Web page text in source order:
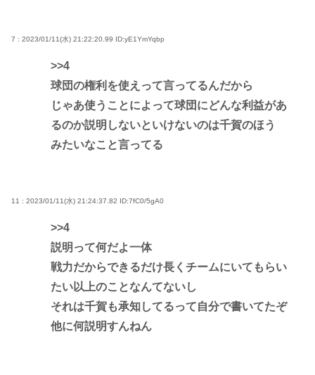
7 : 2023/01/11(水) 21:22:20.99 ID:yE1YmYqbp
>>4
球団の権利を使えって言ってるんだから
じゃあ使うことによって球団にどんな利益があ
るのか説明しないといけないのは千賀のほう
みたいなこと言ってる
11 : 2023/01/11(水) 21:24:37.82 ID:7fC0/5gA0
>>4
説明って何だよ一体
戦力だからできるだけ長くチームにいてもらい
たい以上のことなんてないし
それは千賀も承知してるって自分で書いてたぞ
他に何説明すんねん